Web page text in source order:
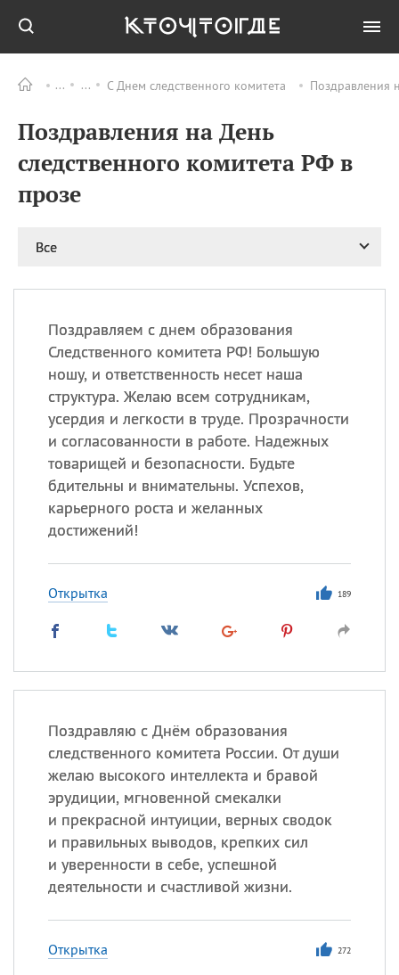
С Днем следственного комитета Поздравления
Поздравления на День
следственного комитета РФ в
прозе
Все
Поздравляем с днем образования
Следственного комитета РФ! Большую
ношу, и ответственность несет наша
структура. Желаю всем сотрудникам,
усердия и легкости в труде. Прозрачности
и согласованности в работе. Надежных
товарищей и безопасности. Будьте
бдительны и внимательны. Успехов,
карьерного роста и желанных
достижений!
Открытка 189
Поздравляю с Днём образования
следственного комитета России. От души
желаю высокого интеллекта и бравой
эрудиции, мгновенной смекалки
и прекрасной интуиции, верных сводок
и правильных выводов, крепких сил
и уверенности в себе, успешной
деятельности и счастливой жизни.
Открытка 272
ПРАЗДНИКИ Все
08.08
День «Счастье
случается» (Happiness
Happens Day)
больных
09.08 День книголюбов (Book
Lovers Day)
ИМЕНА
Сегодня празднуют именины
Анна
Посмотреть значение
происхождение